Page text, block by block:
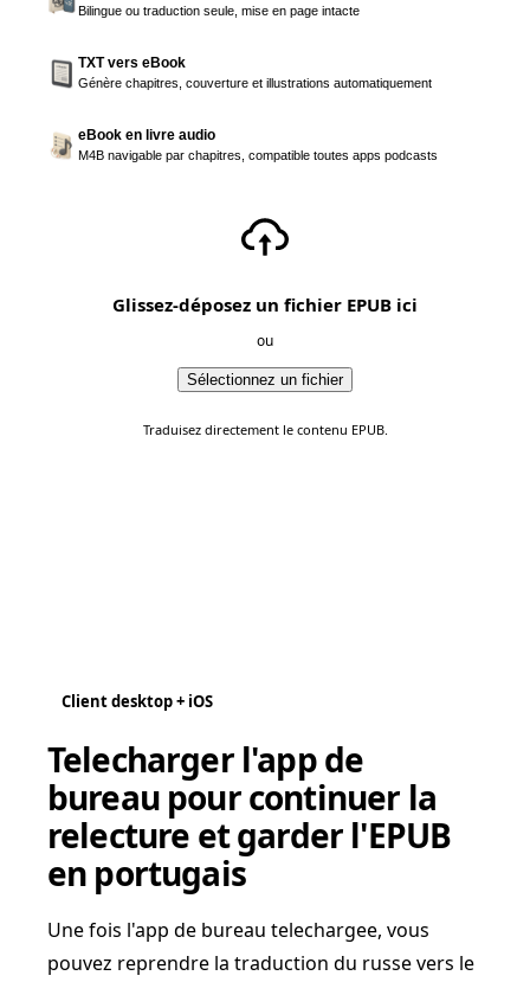
Bilingue ou traduction seule, mise en page intacte
TXT vers eBook
Génère chapitres, couverture et illustrations automatiquement
eBook en livre audio
M4B navigable par chapitres, compatible toutes apps podcasts
Glissez-déposez un fichier EPUB ici
ou
Sélectionnez un fichier
Traduisez directement le contenu EPUB.
Client desktop + iOS
Telecharger l'app de
bureau pour continuer la
relecture et garder l'EPUB
en portugais
Une fois l'app de bureau telechargee, vous
pouvez reprendre la traduction du russe vers le